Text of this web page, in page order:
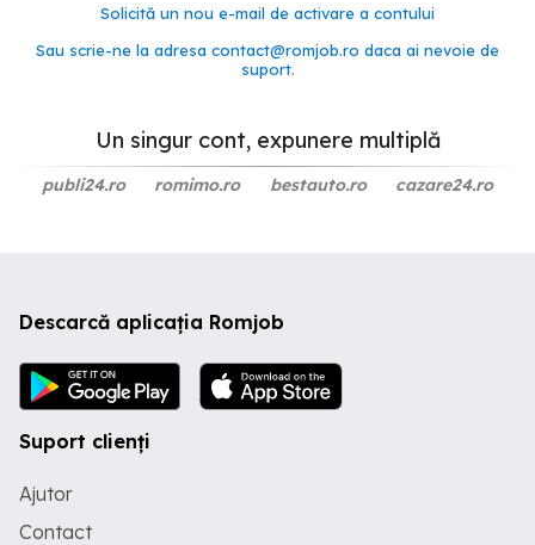
Solicită un nou e-mail de activare a contului
Sau scrie-ne la adresa contact@romjob.ro daca ai nevoie de
suport.
Un singur cont, expunere multiplă
publi24.ro romimo.ro bestauto.ro cazare24.ro
Descarcă aplicația Romjob
Suport clienți
Ajutor
Contact